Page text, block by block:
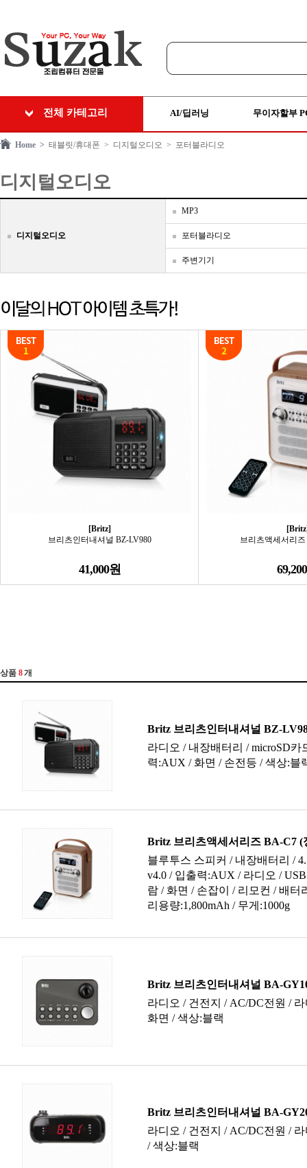
전체 카테고리 AI/딥러닝 무이자할부
Home > 태블릿/휴대폰 > 디지털오디오 > 포터블라디오
디지털오디오
디지털오디오
MP3
포터블라디오
주변기기
[Britz]
브리츠인터내셔널 BZ-LV980
41,000원
브리츠액세서리